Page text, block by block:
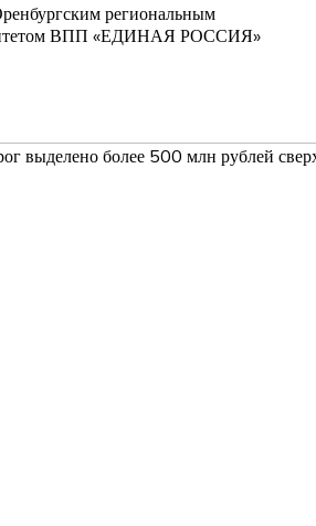
региональным
ВПП «ЕДИНАЯ РОССИЯ»